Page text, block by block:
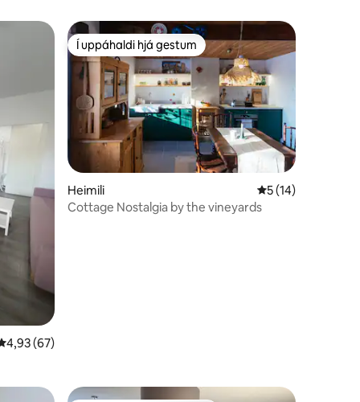
af 5 í meðaleinkunn, 67 umsagnir
4,93 (67)
Í uppáhaldi hjá gestum
Í uppáhaldi hjá gestum
Heimili 5 af 5 í
5 (14)
Cottage Nostalgia by the vineyards